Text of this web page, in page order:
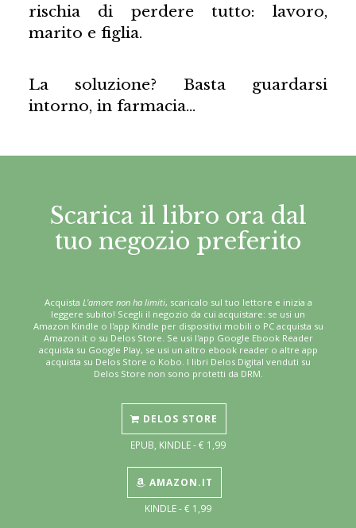
rischia di perdere tutto: lavoro,
marito e figlia.
La soluzione? Basta guardarsi
intorno, in farmacia…
Scarica il libro ora dal
tuo negozio preferito
Acquista L'amore non ha limiti, scaricalo sul tuo lettore e inizia a
leggere subito! Scegli il negozio da cui acquistare: se usi un
Amazon Kindle o l'app Kindle per dispositivi mobili o PC acquista su
Amazon.it o su Delos Store. Se usi l'app Google Ebook Reader
acquista su Google Play, se usi un altro ebook reader o altre app
acquista su Delos Store o Kobo. I libri Delos Digital venduti su
Delos Store non sono protetti da DRM.
DELOS STORE
EPUB, KINDLE - € 1,99
AMAZON.IT
KINDLE - € 1,99